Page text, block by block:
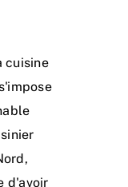
cuisine
d'avoir